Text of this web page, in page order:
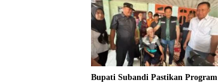
Bupati Subandi Pastikan Program